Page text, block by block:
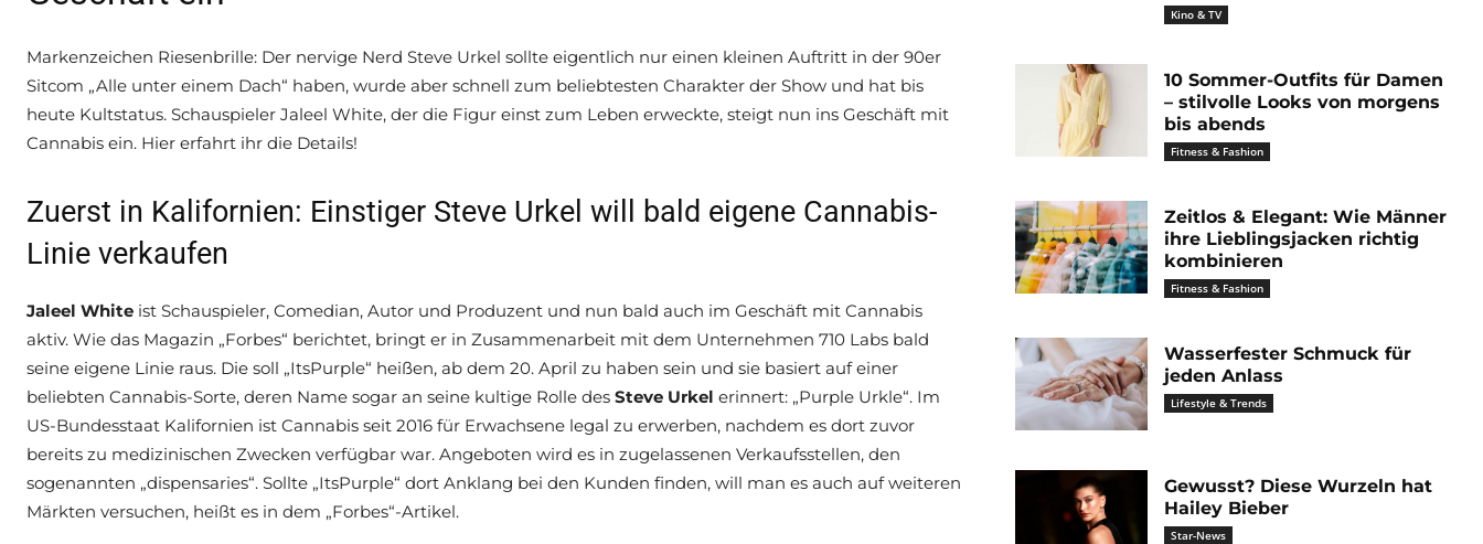
Markenzeichen Riesenbrille: Der nervige Nerd Steve Urkel sollte eigentlich nur einen kleinen Auftritt in der 90er
Sitcom „Alle unter einem Dach“ haben, wurde aber schnell zum beliebtesten Charakter der Show und hat bis
heute Kultstatus. Schauspieler Jaleel White, der die Figur einst zum Leben erweckte, steigt nun ins Geschäft mit
Cannabis ein. Hier erfahrt ihr die Details!
Zuerst in Kalifornien: Einstiger Steve Urkel will bald eigene Cannabis-
Linie verkaufen
Jaleel White ist Schauspieler, Comedian, Autor und Produzent und nun bald auch im Geschäft mit Cannabis
aktiv. Wie das Magazin „Forbes“ berichtet, bringt er in Zusammenarbeit mit dem Unternehmen 710 Labs bald
seine eigene Linie raus. Die soll „ItsPurple“ heißen, ab dem 20. April zu haben sein und sie basiert auf einer
beliebten Cannabis-Sorte, deren Name sogar an seine kultige Rolle des Steve Urkel erinnert: „Purple Urkle“. Im
US-Bundesstaat Kalifornien ist Cannabis seit 2016 für Erwachsene legal zu erwerben, nachdem es dort zuvor
bereits zu medizinischen Zwecken verfügbar war. Angeboten wird es in zugelassenen Verkaufsstellen, den
sogenannten „dispensaries“. Sollte „ItsPurple“ dort Anklang bei den Kunden finden, will man es auch auf weiteren
Märkten versuchen, heißt es in dem „Forbes“-Artikel.
Kino & TV
10 Sommer-Outfits für Damen
– stilvolle Looks von morgens
bis abends
Fitness & Fashion
Zeitlos & Elegant: Wie Männer
ihre Lieblingsjacken richtig
kombinieren
Fitness & Fashion
Wasserfester Schmuck für
jeden Anlass
Lifestyle & Trends
Gewusst? Diese Wurzeln hat
Hailey Bieber
Star-News